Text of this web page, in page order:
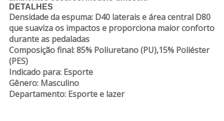
DETALHES
Densidade da espuma: D40 laterais e área central D80
que suaviza os impactos e proporciona maior conforto
durante as pedaladas
Composição final: 85% Poliuretano (PU),15% Poliéster
(PES)
Indicado para: Esporte
Gênero: Masculino
Departamento: Esporte e lazer